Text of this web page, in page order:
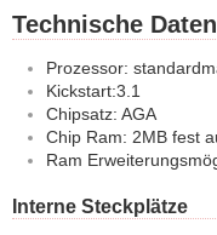
Technische Daten
Prozessor:
Kickstart:3.1
Chipsatz: AGA
Chip Ram: 2MB fest
Ram
Interne Steckplätze